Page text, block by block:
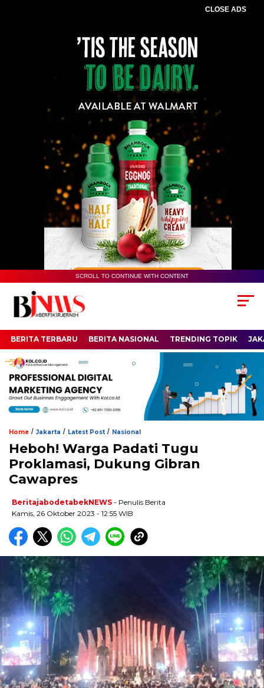
CLOSE ADS
SCROLL TO CONTINUE WITH CONTENT
BERITA TERBARU BERITA NASIONAL TRENDING TOPIK
Home / Jakarta / Latest Post / Nasional
Heboh! Warga Padati Tugu
Proklamasi, Dukung Gibran
Cawapres
BeritajabodetabekNEWS - Penulis Berita
Kamis, 26 Oktober 2023 - 12:55 WIB